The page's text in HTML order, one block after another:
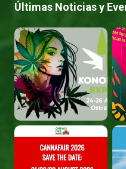
Últimas Noticias y